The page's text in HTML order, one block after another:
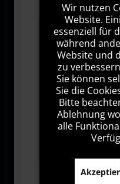
Wir nutzen
Website.
essenziell für
während
Website und
zu
Sie können
Sie die
Bitte
Ablehnung
alle